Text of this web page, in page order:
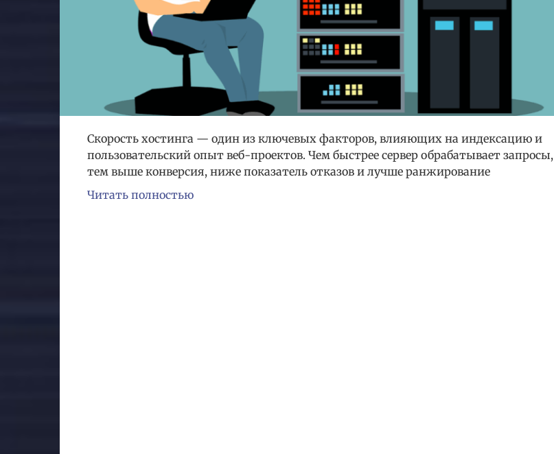
Скорость хостинга — один из ключевых факторов, влияющих на индексацию и
пользовательский опыт веб-проектов. Чем быстрее сервер обрабатывает запросы,
тем выше конверсия, ниже показатель отказов и лучше ранжирование
Читать полностью